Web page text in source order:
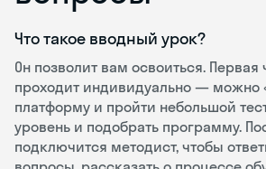
Что такое вводный урок?
Он позволит вам освоиться. Первая
проходит индивидуально — можно
платформу и пройти небольшой
уровень и подобрать программу.
подключится методист, чтобы